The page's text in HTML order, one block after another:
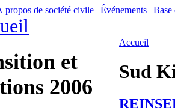
propos de société civile | Événements | Base
et
2006
Accueil
Sud